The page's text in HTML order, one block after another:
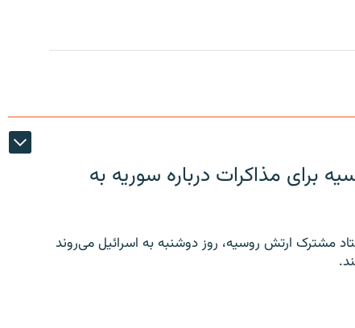
برای مذاکرات درباره سوریه به
مشترک ارتش روسیه، روز دوشنبه به اسرائیل می‌روند